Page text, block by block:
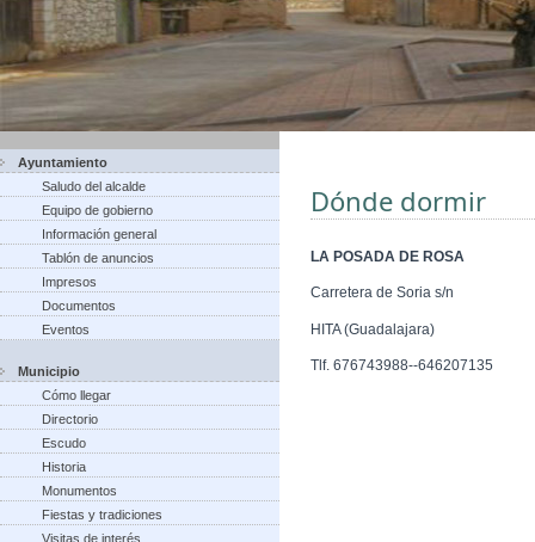
Ayuntamiento
Saludo del alcalde
Equipo de gobierno
Información general
Tablón de anuncios
Impresos
Documentos
Eventos
Municipio
Cómo llegar
Directorio
Escudo
Historia
Monumentos
Fiestas y tradiciones
Visitas de interés
Dónde dormir
LA POSADA DE ROSA
Carretera de Soria s/n
HITA (Guadalajara)
Tlf. 676743988--646207135